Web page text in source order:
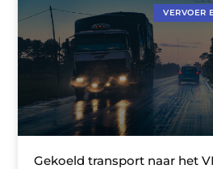
VERVOER
Gekoeld transport naar het